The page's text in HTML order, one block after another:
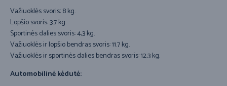
Važiuoklės svoris: 8 kg.
Lopšio svoris: 3.7 kg.
Sportinės dalies svoris: 4,3 kg.
Važiuoklės ir lopšio bendras svoris: 11.7 kg.
Važiuoklės ir sportinės dalies bendras svoris: 12,3 kg.
Automobilinė kėdutė: